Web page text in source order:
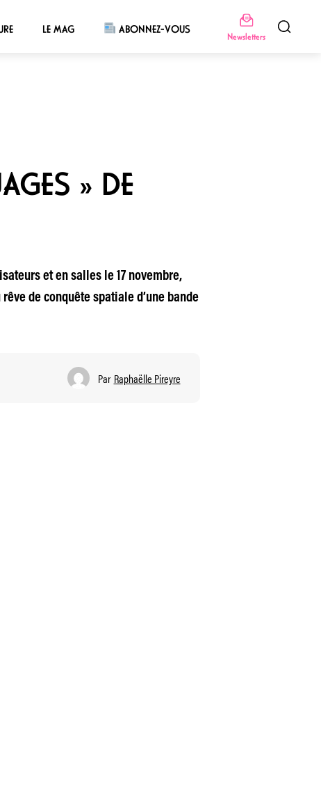
LE MAG ABONNEZ-VOUS
Newsletters
» DE
et en salles le 17 novembre,
de conquête spatiale d’une bande
Par Raphaëlle Pireyre